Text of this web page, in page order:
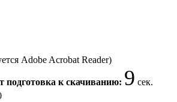
Adobe Acrobat Reader)
подготовка к скачиванию: 9 сек.